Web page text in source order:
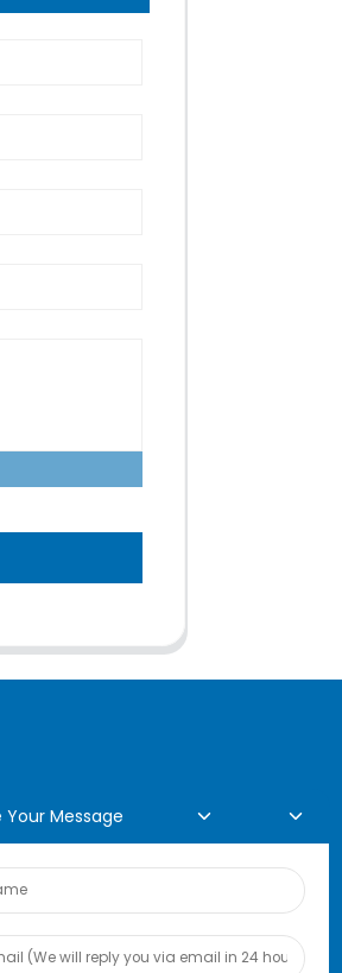
En Ligne
demande de
sur nos
notre liste de prix,
Your Message